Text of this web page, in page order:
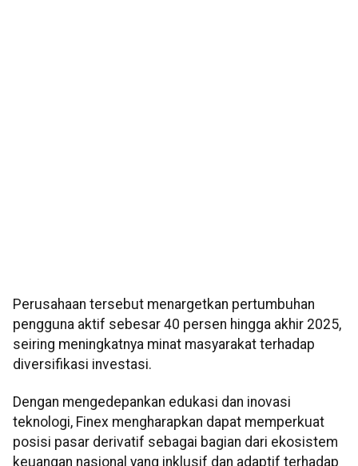
Perusahaan tersebut menargetkan pertumbuhan
pengguna aktif sebesar 40 persen hingga akhir 2025,
seiring meningkatnya minat masyarakat terhadap
diversifikasi investasi.
Dengan mengedepankan edukasi dan inovasi
teknologi, Finex mengharapkan dapat memperkuat
posisi pasar derivatif sebagai bagian dari ekosistem
keuangan nasional yang inklusif dan adaptif terhadap